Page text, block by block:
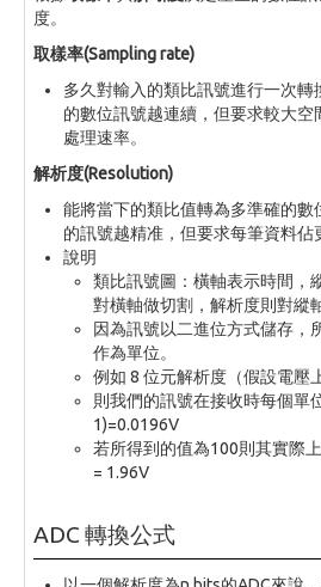
度。
取樣率(Sampling rate)
多久對輸入的類比訊號進行一次轉
的數位訊號越連續，但要求較大
處理速率。
解析度(Resolution)
能將當下的類比值轉為多準確的
的訊號越精准，但要求每筆資料佔
說明
類比訊號圖：橫軸表示時間，
對橫軸做切割，解析度則對縱
因為訊號以二進位方式儲存，
作為單位。
例如 8 位元解析度（假設電壓
則我們的訊號在接收時每個單
1)=0.0196V
若所得到的值為100則其實際
= 1.96V
ADC 轉換公式